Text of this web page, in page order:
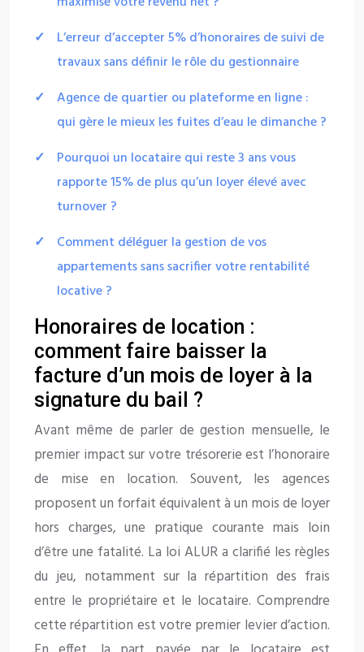
L’erreur d’accepter 5% d’honoraires de suivi de
travaux sans définir le rôle du gestionnaire
Agence de quartier ou plateforme en ligne :
qui gère le mieux les fuites d’eau le dimanche ?
Pourquoi un locataire qui reste 3 ans vous
rapporte 15% de plus qu’un loyer élevé avec
turnover ?
Comment déléguer la gestion de vos
appartements sans sacrifier votre rentabilité
locative ?
Honoraires de location :
comment faire baisser la
facture d’un mois de loyer à la
signature du bail ?
Avant même de parler de gestion mensuelle, le
premier impact sur votre trésorerie est l’honoraire
de mise en location. Souvent, les agences
proposent un forfait équivalent à un mois de loyer
hors charges, une pratique courante mais loin
d’être une fatalité. La loi ALUR a clarifié les règles
du jeu, notamment sur la répartition des frais
entre le propriétaire et le locataire. Comprendre
cette répartition est votre premier levier d’action.